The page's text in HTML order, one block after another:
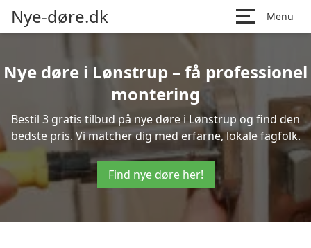
Nye-døre.dk Menu
Nye døre i Lønstrup – få professionel
montering
Bestil 3 gratis tilbud på nye døre i Lønstrup og find den
bedste pris. Vi matcher dig med erfarne, lokale fagfolk.
Find nye døre her!